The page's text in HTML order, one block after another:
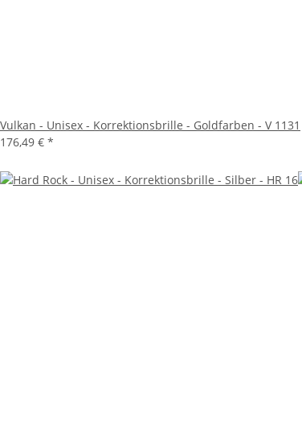
Vulkan - Unisex - Korrektionsbrille - Goldfarben - V 1131
176,49 € *